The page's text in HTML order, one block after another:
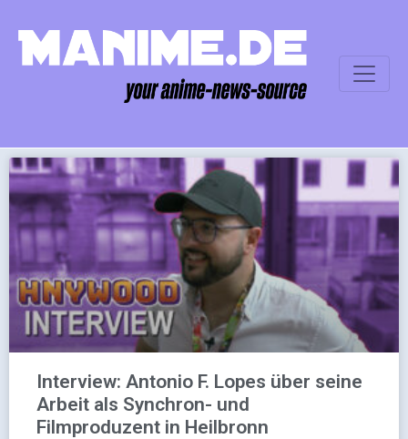
Interview: Antonio F. Lopes über seine
Arbeit als Synchron- und
Filmproduzent in Heilbronn